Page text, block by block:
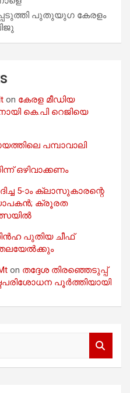
പുതുയുഗ കേരളം
on കേരള മീഡിയ
കെ.പി റെജിയെ
പമ്പാവാലി
ഒഴിവാക്കണം
5-ാം ക്ലാസുകാരന്റെ
ക്രൂരത
പുതിയ ചീഫ്
on തദ്ദേശ തിരഞ്ഞെടുപ്പ്
പൂർത്തിയായി